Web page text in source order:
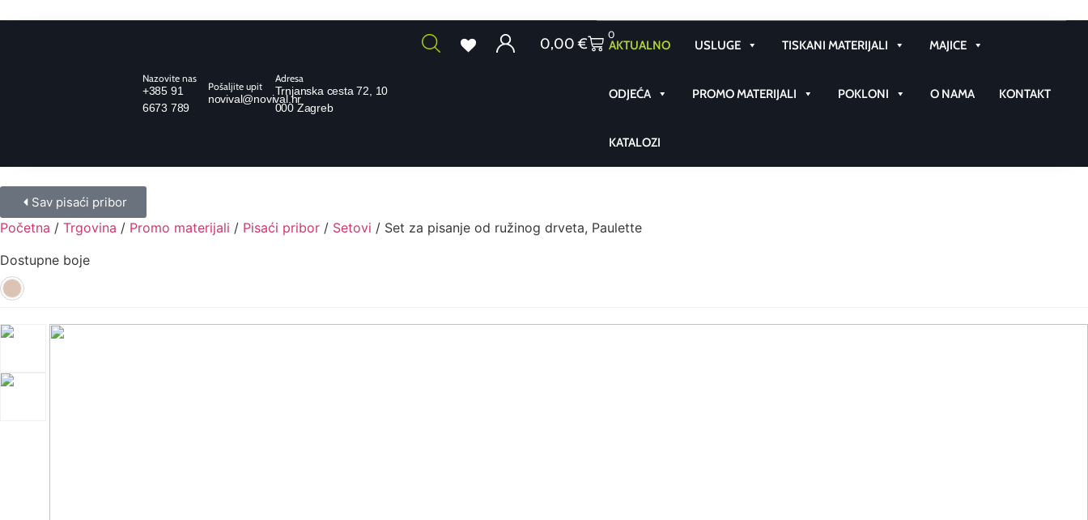
Nazovite nas
+385 91
6673 789
Pošaljite upit
novival@novival.hr
Adresa
Trnjanska cesta 72, 10
000 Zagreb
0,00€
0
AKTUALNO USLUGE TISKANI MATERIJALI MAJICE
ODJEĆA PROMO MATERIJALI POKLONI O NAMA KONTAKT
KATALOZI
Sav pisaći pribor
Početna / Trgovina / Promo materijali / Pisaći pribor / Setovi / Set za pisanje od ružinog drveta, Paulette
Dostupne boje